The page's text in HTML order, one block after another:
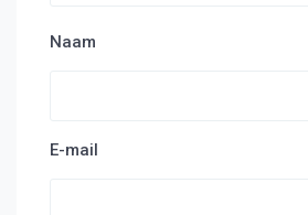
Naam
E-mail